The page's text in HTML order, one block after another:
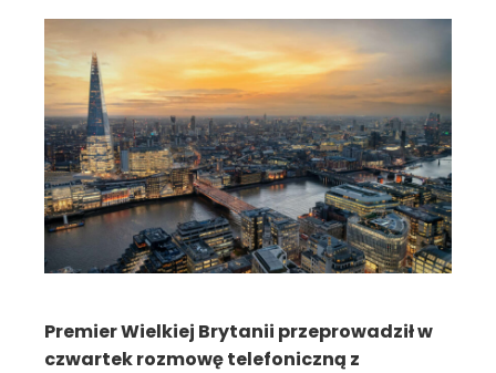
Premier Wielkiej Brytanii przeprowadził w
czwartek rozmowę telefoniczną z